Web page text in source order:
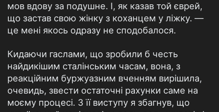
мов вдову за подушне. І, як казав той єврей,
що застав свою жінку з коханцем у ліжку. —
це мені якось одразу не сподобалося.
Кидаючи гаслами, що зробили б честь
найдикішим сталінським часам, вона, з
реакційним буржуазним вченням вирішила,
очевидь, звести остаточні рахунки саме на
моєму процесі. З її виступу я збагнув, що